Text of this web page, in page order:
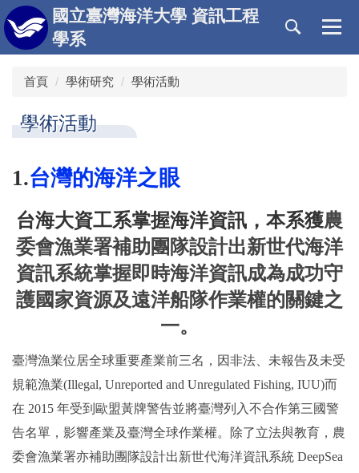
跳
到
主
國立臺灣海洋大學 資訊工程
學系
首頁 學術研究 學術活動
學術活動
1.台灣的海洋之眼
台海大資工系掌握海洋資訊，本系獲農
委會漁業署補助團隊設計出新世代海洋
資訊系統掌握即時海洋資訊成為成功守
護國家資源及遠洋船隊作業權的關鍵之
一。
臺灣漁業位居全球重要產業前三名，因非法、未報告及未受
規範漁業(Illegal, Unreported and Unregulated Fishing, IUU)而
在 2015 年受到歐盟黃牌警告並將臺灣列入不合作第三國警
告名單，影響產業及臺灣全球作業權。除了立法與教育，農
委會漁業署亦補助團隊設計出新世代海洋資訊系統 DeepSea